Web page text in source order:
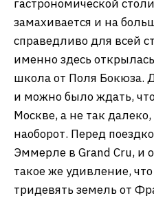
гастрономической
замахивается и на
справедливо для всей
именно здесь
школа от Поля Бокюза.
и можно было ждать,
Москве, а не так
наоборот. Перед
Эммерле в Grand Cru, и
такое же удивление,
тридевять земель от